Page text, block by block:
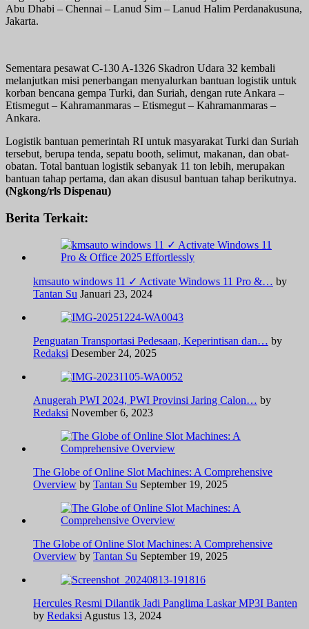
Abu Dhabi – Chennai – Lanud Sim – Lanud Halim Perdanakusuna,
Jakarta.
Sementara pesawat C-130 A-1326 Skadron Udara 32 kembali
melanjutkan misi penerbangan menyalurkan bantuan logistik untuk
korban bencana gempa Turki, dan Suriah, dengan rute Ankara –
Etismegut – Kahramanmaras – Etismegut – Kahramanmaras –
Ankara.
Logistik bantuan pemerintah RI untuk masyarakat Turki dan Suriah
tersebut, berupa tenda, sepatu booth, selimut, makanan, dan obat-
obatan. Total bantuan logistik sebanyak 11 ton lebih, merupakan
bantuan tahap pertama, dan akan disusul bantuan tahap berikutnya.
(Ngkong/rls Dispenau)
Berita Terkait:
kmsauto windows 11 ✓ Activate Windows 11 Pro &… by
Tantan Su Januari 23, 2024
Penguatan Transportasi Pedesaan, Keperintisan dan… by
Redaksi Desember 24, 2025
Anugerah PWI 2024, PWI Provinsi Jaring Calon… by
Redaksi November 6, 2023
The Globe of Online Slot Machines: A Comprehensive
Overview by Tantan Su September 19, 2025
The Globe of Online Slot Machines: A Comprehensive
Overview by Tantan Su September 19, 2025
Hercules Resmi Dilantik Jadi Panglima Laskar MP3I Banten
by Redaksi Agustus 13, 2024